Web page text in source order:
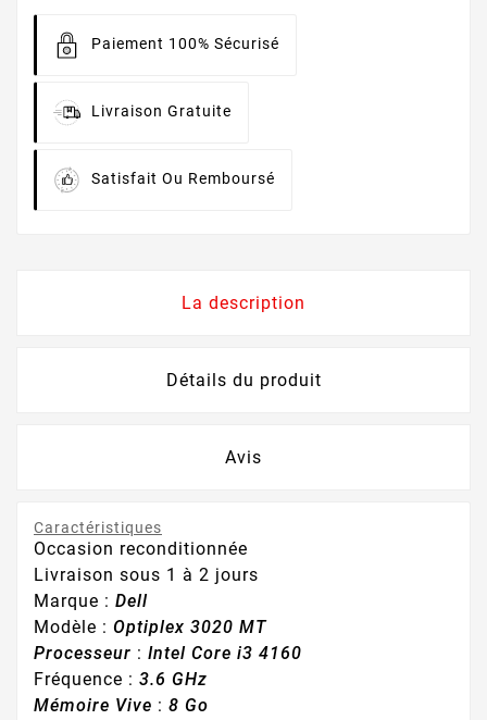
Paiement 100% Sécurisé
Livraison Gratuite
Satisfait Ou Remboursé
La description
Détails du produit
Avis
Caractéristiques
Occasion reconditionnée
Livraison sous 1 à 2 jours
Marque : Dell
Modèle : Optiplex 3020 MT
Processeur : Intel Core i3 4160
Fréquence : 3.6 GHz
Mémoire Vive : 8 Go